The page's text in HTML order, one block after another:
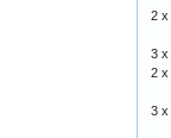
2 x
3 x
2 x
3 x